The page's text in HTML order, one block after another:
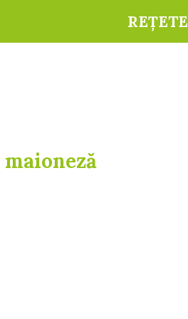
REȚETE
maioneză